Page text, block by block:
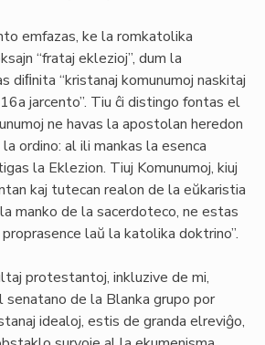
emfazas, ke la romkatolika
“frataj eklezioj”, dum la
“kristanaj komunumoj naskitaj
jarcento”. Tiu ĉi distingo fontas el
ne havas la apostolan heredon
ordino: al ili mankas la esenca
la Eklezion. Tiuj Komunumoj, kiuj
kaj tutecan realon de la eŭkaristia
manko de la sacerdoteco, ne estas
laŭ la katolika doktrino”.
protestantoj, inkluzive de mi,
de la Blanka grupo por
idealoj, estis de granda elreviĝo,